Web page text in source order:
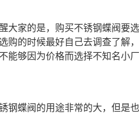
大家的是，购买不锈钢蝶阀要
购的时候最好自己去调查了解
能够因为价格而选择不知名小
钢蝶阀的用途非常的大，但是